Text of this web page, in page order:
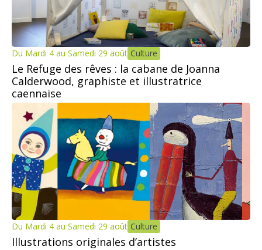
Du Mardi 4 au Samedi 29 août Culture
Le Refuge des rêves : la cabane de Joanna
Calderwood, graphiste et illustratrice
caennaise
Du Mardi 4 au Samedi 29 août Culture
Illustrations originales d’artistes